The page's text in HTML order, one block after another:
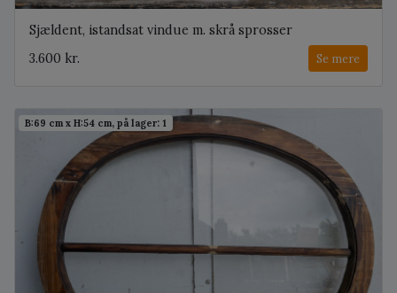
Sjældent, istandsat vindue m. skrå sprosser
3.600 kr.
Se mere
B:69 cm x H:54 cm, på lager: 1